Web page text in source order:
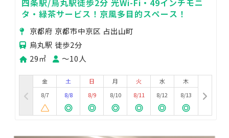
四条駅/烏丸駅徒歩2分 光Wi-Fi・49インチモニ
タ・緑茶サービス！京風多目的スペース！
京都府 京都市中京区 占出山町
烏丸駅 徒歩2分
29㎡
〜10人
金
8/7
土
8/8
日
8/9
月
8/10
火
8/11
水
8/12
木
8/13